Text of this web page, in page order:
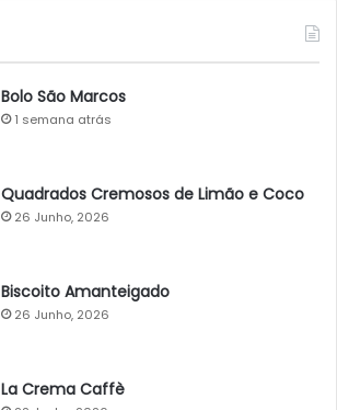
Bolo São Marcos
1 semana atrás
Quadrados Cremosos de Limão e Coco
26 Junho, 2026
Biscoito Amanteigado
26 Junho, 2026
La Crema Caffè